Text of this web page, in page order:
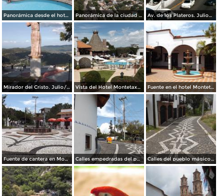
Panorámica desde el hotel Montetaxco. Julio/2014 Panorámica de la ciudad desde el teleférico. Julio/2014 Av. de los Plateros. Julio/2014
Mirador del Cristo. Julio/2014 Vista del Hotel Montetaxco. Julio/2014 Fuente en el hotel Montetaxco. Julio/2014
Fuente de cantera en Montetaxco. Julio/2014 Calles empedradas del pueblo mágico. Julio/2012 Calles del pueblo mágico de Taxco. Julio/2014